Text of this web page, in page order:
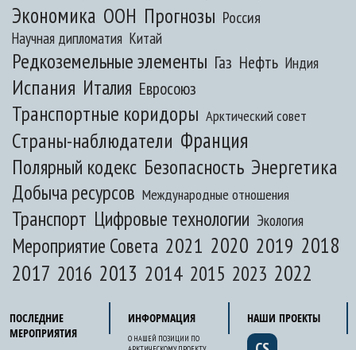
Экономика ООН Прогнозы Россия
Научная дипломатия Китай
Редкоземельные элементы Газ Нефть Индия
Испания Италия Евросоюз
Транспортные коридоры Арктический совет
Страны-наблюдатели Франция
Полярный кодекс Безопасность Энергетика
Добыча ресурсов Международные отношения
Транспорт Цифровые технологии Экология
Мероприятие Совета 2021 2020 2019 2018
2017 2016 2013 2014 2015 2023 2022
ПОСЛЕДНИЕ
МЕРОПРИЯТИЯ
ИНФОРМАЦИЯ
О НАШЕЙ ПОЗИЦИИ ПО
НАШИ ПРОЕКТЫ